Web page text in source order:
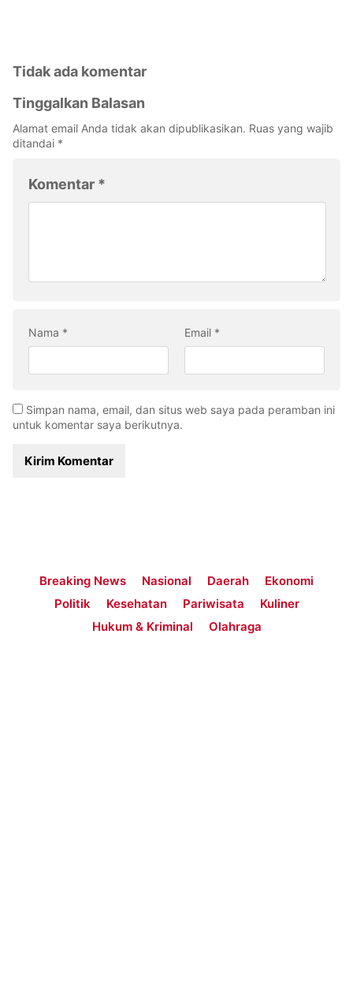
Tidak ada komentar
Tinggalkan Balasan
Alamat email Anda tidak akan dipublikasikan. Ruas yang wajib
ditandai *
Komentar *
Nama * Email *
Simpan nama, email, dan situs web saya pada peramban ini
untuk komentar saya berikutnya.
Breaking News Nasional Daerah
Ekonomi
Politik
Kesehatan Pariwisata
Kuliner
Hukum & Kriminal
Olahraga